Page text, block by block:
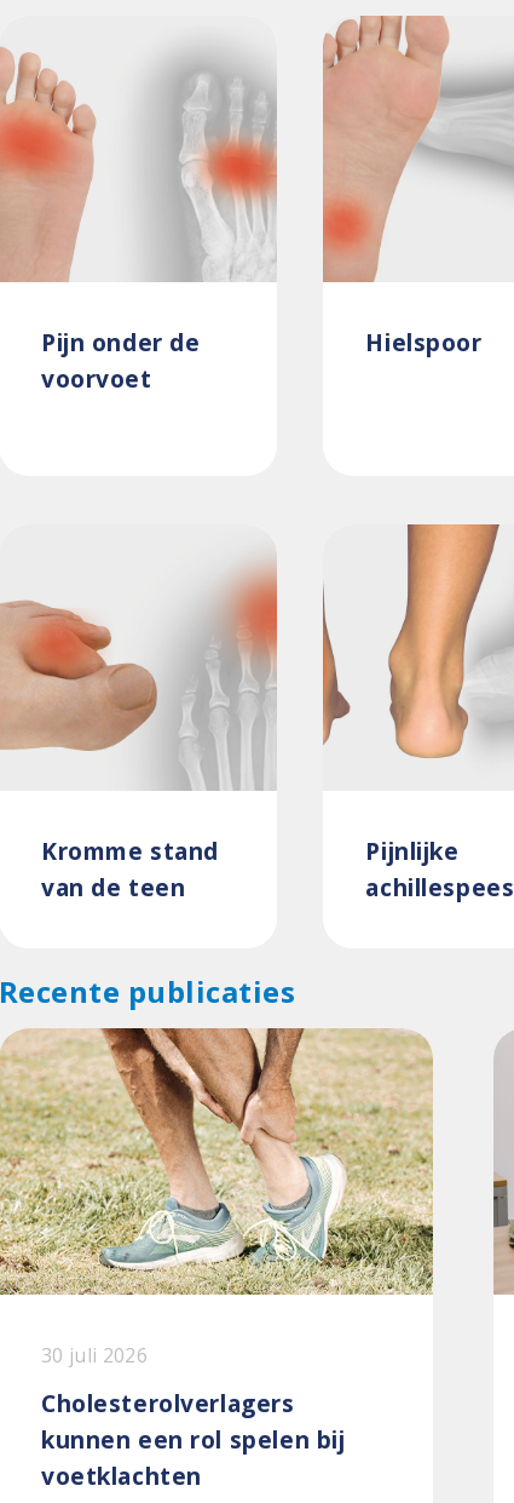
Pijn onder de
voorvoet
Hielspoor
Kromme stand
van de teen
Pijnlijke
achillespees
Recente publicaties
30 juli 2026
Cholesterolverlagers
kunnen een rol spelen bij
voetklachten